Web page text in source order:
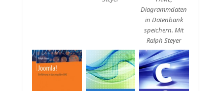
Diagrammdaten
in Datenbank
speichern. Mit
Ralph Steyer